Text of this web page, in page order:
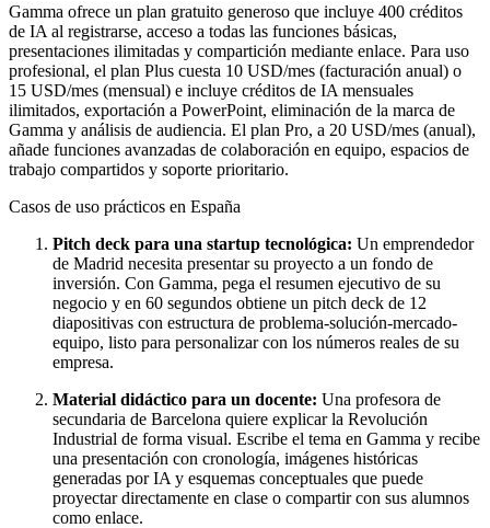
Gamma ofrece un plan gratuito generoso que incluye 400 créditos
de IA al registrarse, acceso a todas las funciones básicas,
presentaciones ilimitadas y compartición mediante enlace. Para uso
profesional, el plan Plus cuesta 10 USD/mes (facturación anual) o
15 USD/mes (mensual) e incluye créditos de IA mensuales
ilimitados, exportación a PowerPoint, eliminación de la marca de
Gamma y análisis de audiencia. El plan Pro, a 20 USD/mes (anual),
añade funciones avanzadas de colaboración en equipo, espacios de
trabajo compartidos y soporte prioritario.
Casos de uso prácticos en España
Pitch deck para una startup tecnológica: Un emprendedor
de Madrid necesita presentar su proyecto a un fondo de
inversión. Con Gamma, pega el resumen ejecutivo de su
negocio y en 60 segundos obtiene un pitch deck de 12
diapositivas con estructura de problema-solución-mercado-
equipo, listo para personalizar con los números reales de su
empresa.
Material didáctico para un docente: Una profesora de
secundaria de Barcelona quiere explicar la Revolución
Industrial de forma visual. Escribe el tema en Gamma y recibe
una presentación con cronología, imágenes históricas
generadas por IA y esquemas conceptuales que puede
proyectar directamente en clase o compartir con sus alumnos
como enlace.